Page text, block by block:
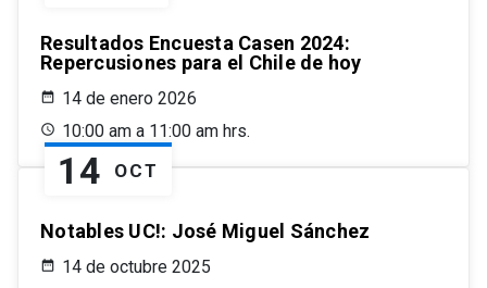
Resultados Encuesta Casen 2024:
Repercusiones para el Chile de hoy
14 de enero 2026
10:00 am a 11:00 am hrs.
14 OCT
Notables UC!: José Miguel Sánchez
14 de octubre 2025